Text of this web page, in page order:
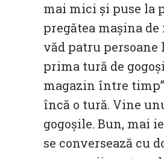
mai mici și puse la
pregătea mașina
văd patru persoane
prima tură de
magazin între
încă o tură. Vine
gogoșile. Bun, mai
se conversează cu